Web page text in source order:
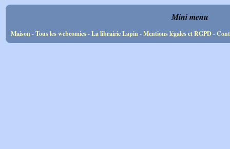
Mini menu
Maison-Tous les webcomics-La librairie Lapin-Mentions légales et RGPD-